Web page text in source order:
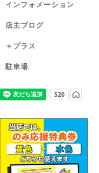
インフォメーション
店主ブログ
＋プラス
駐車場